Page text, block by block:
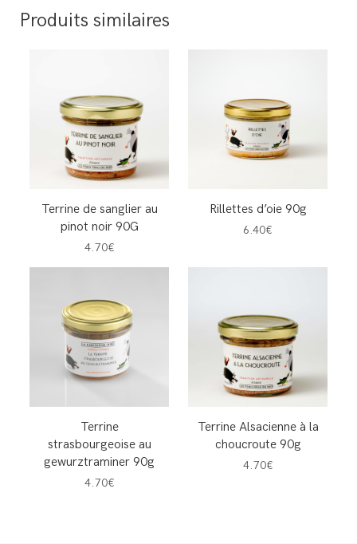
Produits similaires
Terrine de sanglier au
pinot noir 90G
4.70€
Rillettes d’oie 90g
6.40€
Terrine
strasbourgeoise au
gewurztraminer 90g
4.70€
Terrine Alsacienne à la
choucroute 90g
4.70€